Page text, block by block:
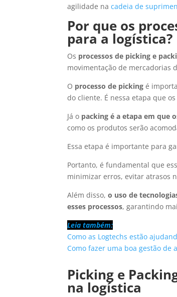
agilidade nacadeia de
Por que os
para a logística?
Os processos de picking e
movimentação de mercadorias
O processo de picking é
do cliente. É nessa etapa que
Já o packing é a etapa em que
como os produtos serão
Essa etapa é importante para
Portanto, é fundamental que
minimizar erros, evitar atrasos
Além disso,o uso de
esses processos, garantindo
Leia também:
Como as Logtechs estão
Como fazer uma boa gestão
Picking e
na logística